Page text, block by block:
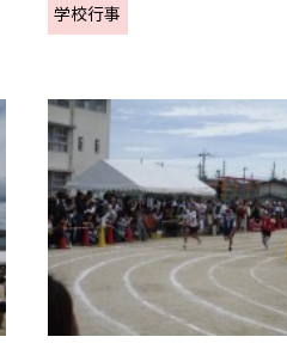
学校行事